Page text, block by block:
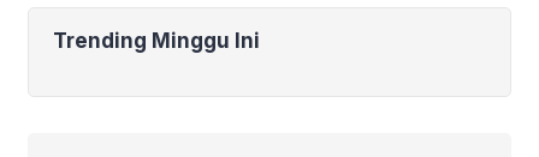
Trending Minggu Ini